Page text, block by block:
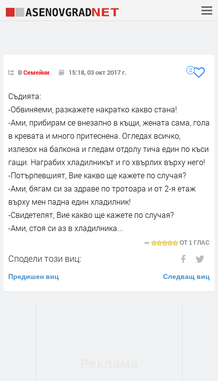
ВСемейни 15:18, 03 окт 2017 г. 0
Съдията:
-Обвиняеми, разкажете накратко какво стана!
-Ами, прибирам се внезапно в къщи, жената сама, гола
в кревата и много притеснена. Огледах всичко,
излезох на балкона и гледам отдолу тича един по къси
гащи. Награбих хладилникът и го хвърлих върху него!
-Потърпевшият, Вие какво ще кажете по случая?
-Ами, бягам си за здраве по тротоара и от 2-я етаж
върху мен падна един хладилник!
-Свидетелят, Вие какво ще кажете по случая?
-Ами, стоя си аз в хладилника...
ОТ1 ГЛАС
Сподели този виц:
Предишен виц Следващ виц